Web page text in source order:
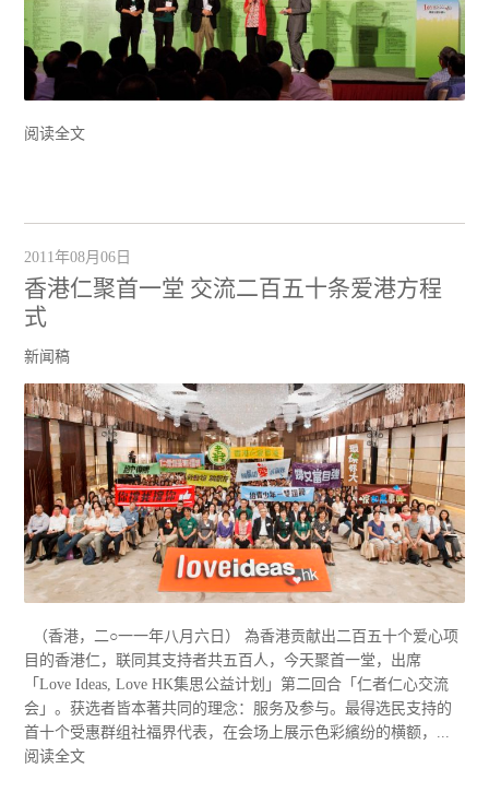
阅读全文
2011年08月06日
香港仁聚首一堂 交流二百五十条爱港方程
式
新闻稿
（香港，二○一一年八月六日） 為香港贡献出二百五十个爱心项
目的香港仁，联同其支持者共五百人，今天聚首一堂，出席
「Love Ideas, Love HK集思公益计划」第二回合「仁者仁心交流
会」。获选者皆本著共同的理念：服务及参与。最得选民支持的
首十个受惠群组社福界代表，在会场上展示色彩繽纷的横额，...
阅读全文